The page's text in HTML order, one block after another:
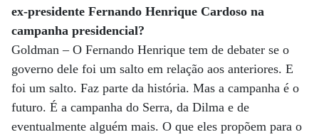
ex-presidente Fernando Henrique Cardoso na
campanha presidencial?
Goldman – O Fernando Henrique tem de debater se o
governo dele foi um salto em relação aos anteriores. E
foi um salto. Faz parte da história. Mas a campanha é o
futuro. É a campanha do Serra, da Dilma e de
eventualmente alguém mais. O que eles propõem para o